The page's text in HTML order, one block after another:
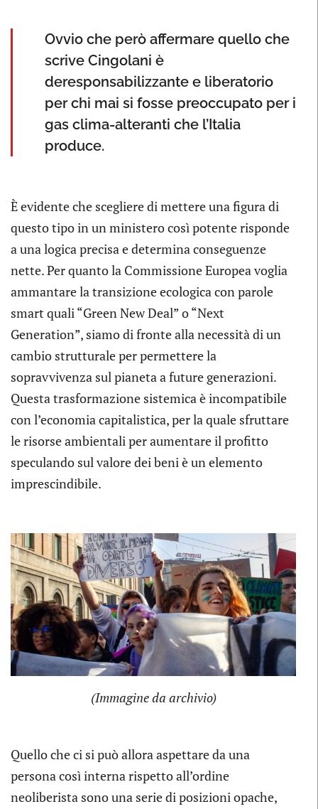
Ovvio che però affermare quello che
scrive Cingolani è
deresponsabilizzante e liberatorio
per chi mai si fosse preoccupato per i
gas clima-alteranti che l’Italia
produce.
È evidente che scegliere di mettere una figura di
questo tipo in un ministero così potente risponde
a una logica precisa e determina conseguenze
nette. Per quanto la Commissione Europea voglia
ammantare la transizione ecologica con parole
smart quali “Green New Deal” o “Next
Generation”, siamo di fronte alla necessità di un
cambio strutturale per permettere la
sopravvivenza sul pianeta a future generazioni.
Questa trasformazione sistemica è incompatibile
con l’economia capitalistica, per la quale sfruttare
le risorse ambientali per aumentare il profitto
speculando sul valore dei beni è un elemento
imprescindibile.
(Immagine da archivio)
Quello che ci si può allora aspettare da una
persona così interna rispetto all’ordine
neoliberista sono una serie di posizioni opache,